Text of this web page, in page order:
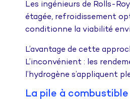
Les ingénieurs de Rolls-
étagée, refroidissement
conditionne la viabilité
L’avantage de cette
L’inconvénient : les
l’hydrogène s’appliquent
La pile à combustible